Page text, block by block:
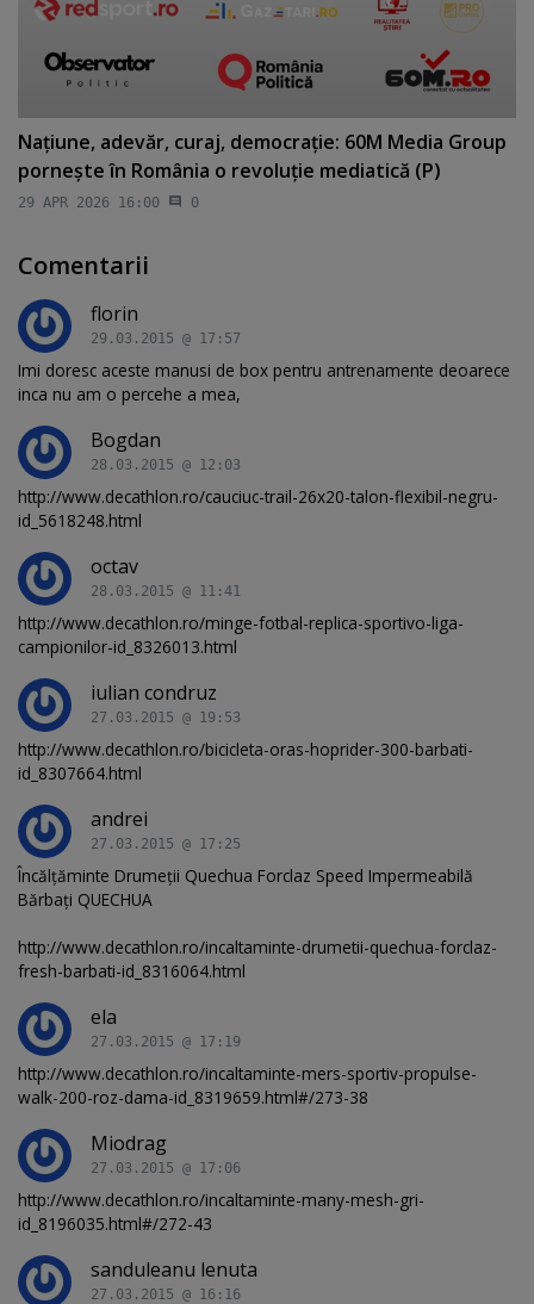
Naţiune, adevăr, curaj, democraţie: 60M Media Group
porneşte în România o revoluţie mediatică (P)
29 APR 2026 16:00 0
Comentarii
florin
29.03.2015 @ 17:57
Imi doresc aceste manusi de box pentru antrenamente deoarece
inca nu am o percehe a mea,
Bogdan
28.03.2015 @ 12:03
http://www.decathlon.ro/cauciuc-trail-26x20-talon-flexibil-negru-
id_5618248.html
octav
28.03.2015 @ 11:41
http://www.decathlon.ro/minge-fotbal-replica-sportivo-liga-
campionilor-id_8326013.html
iulian condruz
27.03.2015 @ 19:53
http://www.decathlon.ro/bicicleta-oras-hoprider-300-barbati-
id_8307664.html
andrei
27.03.2015 @ 17:25
Încălţăminte Drumeţii Quechua Forclaz Speed Impermeabilă
Bărbaţi QUECHUA
http://www.decathlon.ro/incaltaminte-drumetii-quechua-forclaz-
fresh-barbati-id_8316064.html
ela
27.03.2015 @ 17:19
http://www.decathlon.ro/incaltaminte-mers-sportiv-propulse-
walk-200-roz-dama-id_8319659.html#/273-38
Miodrag
27.03.2015 @ 17:06
http://www.decathlon.ro/incaltaminte-many-mesh-gri-
id_8196035.html#/272-43
sanduleanu lenuta
27.03.2015 @ 16:16